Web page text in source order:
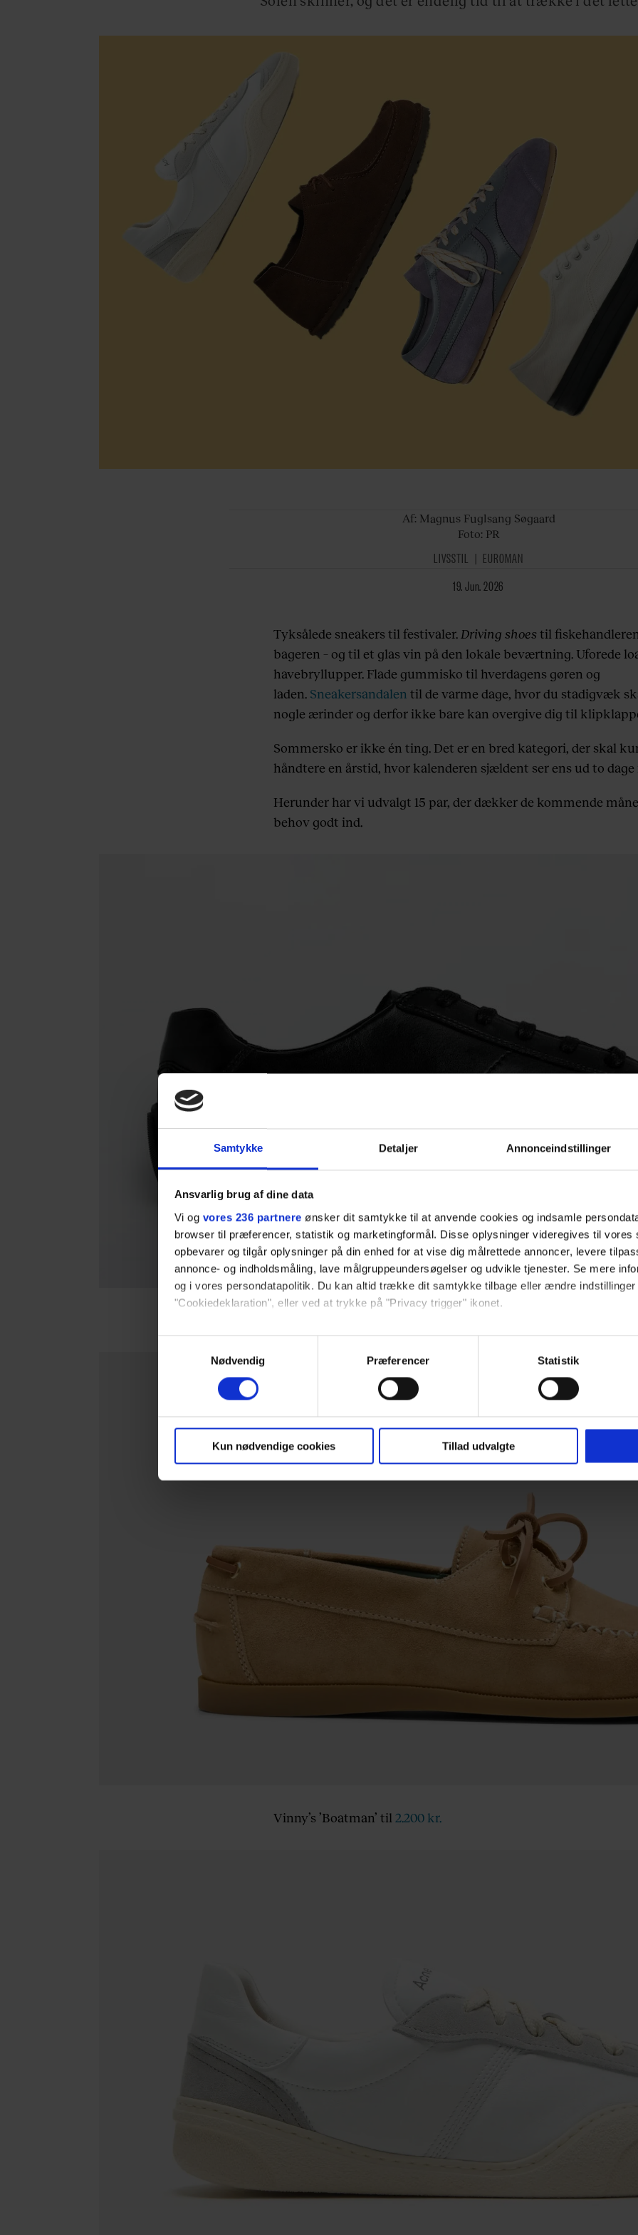
Samtykke Detaljer Annonceindstillinger
Ansvarlig brug af dine data
Vi og vores 236 partnere ønsker dit samtykke til at anvende cookies og indsamle
browser til præferencer, statistik og marketingformål. Disse oplysninger videregives til vores
opbevarer og tilgår oplysninger på din enhed for at vise dig målrettede annoncer, levere
annonce- og indholdsmåling, lave målgruppeundersøgelser og udvikle tjenester. Se mere
og i vores persondatapolitik. Du kan altid trække dit samtykke tilbage eller ændre
"Cookiedeklaration", eller ved at trykke på "Privacy trigger" ikonet.
Dine valg anvendes på hele websitet.
Vi ønsker dit samtykke til at indsamle og bruge data for at kunne levere og finansiere
markedsføring, så vi kan optimere vores reklametiltag på sociale medier og til at vise dig
brug af cookies, samarbejdspartnere og behandling af dine personoplysninger i forbindelse
Nødvendig
Præferencer Statistik
Kun nødvendige cookies Tillad udvalgte
Af: Magnus Fuglsang Søgaard
Foto: PR
LIVSSTIL
EUROMAN
19. Jun. 2026
Tyksålede sneakers til festivaler. Driving shoestil
bageren – og til et glas vin på den lokale beværtning. Uforede
havebryllupper. Flade gummisko til hverdagens gøren og
laden. Sneakersandalen til de varme dage, hvor du stadigvæk
nogle ærinder og derfor ikke bare kan overgive dig til
Sommersko er ikke én ting. Det er en bred kategori, der skal
håndtere en årstid, hvor kalenderen sjældent ser ens ud to
Herunder har vi udvalgt 15 par, der dækker de kommende
behov godt ind.
Vinny’s ’Boatman’ til 2.200 kr.